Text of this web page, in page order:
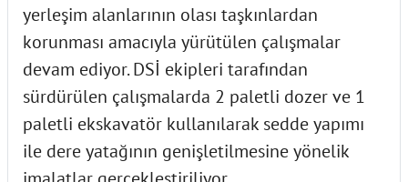
yerleşim alanlarının olası taşkınlardan
korunması amacıyla yürütülen çalışmalar
devam ediyor. DSİ ekipleri tarafından
sürdürülen çalışmalarda 2 paletli dozer ve 1
paletli ekskavatör kullanılarak sedde yapımı
ile dere yatağının genişletilmesine yönelik